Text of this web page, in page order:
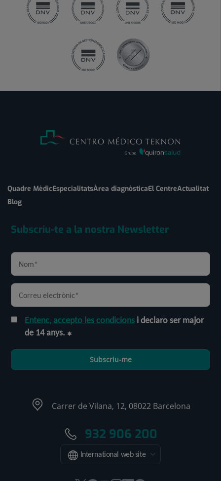
Quadre MèdicEspecialitatsÀrea diagnòsticaEl CentreActualitat
Blog
Subscriu-te a la nostra Newsletter
Entenc, accepto les condicions i declaro ser major
de 14 anys.
Subscriu-me
Carrer de Vilana, 12, 08022 Barcelona
932 906 200
International web site